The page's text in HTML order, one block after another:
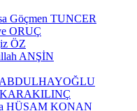
Göçmen TUNCER
ORUÇ
ÖZ
ANŞİN
KARAKILINÇ
HÜSAM KONAN